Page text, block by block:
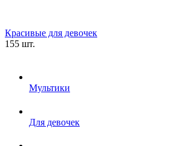
Красивые для девочек
155 шт.
Мультики
Для девочек